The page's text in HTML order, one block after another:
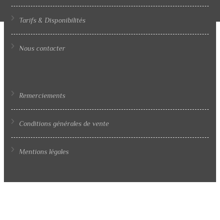
Tarifs & Disponibilités
Nous contacter
Remerciements
Conditions générales de vente
Mentions légales